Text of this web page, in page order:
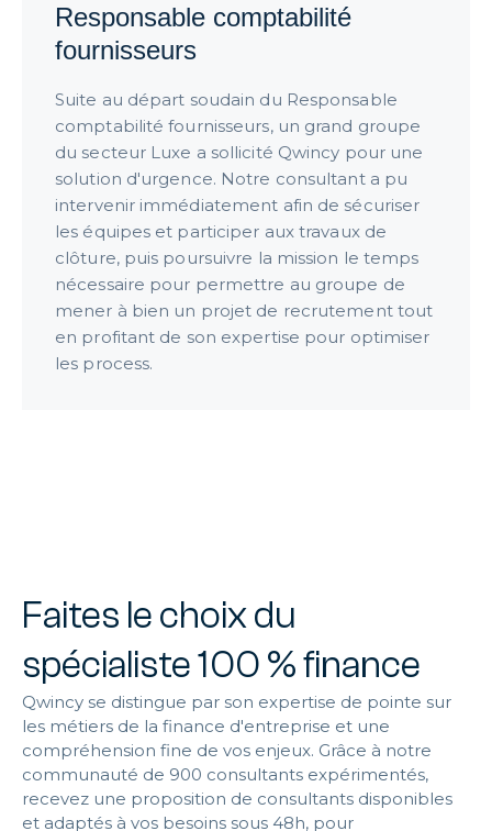
Responsable comptabilité
fournisseurs
Suite au départ soudain du Responsable
comptabilité fournisseurs, un grand groupe
du secteur Luxe a sollicité Qwincy pour une
solution d'urgence. Notre consultant a pu
intervenir immédiatement afin de sécuriser
les équipes et participer aux travaux de
clôture, puis poursuivre la mission le temps
nécessaire pour permettre au groupe de
mener à bien un projet de recrutement tout
en profitant de son expertise pour optimiser
les process.
Faites le choix du
spécialiste 100 % finance
Qwincy se distingue par son expertise de pointe sur
les métiers de la finance d'entreprise et une
compréhension fine de vos enjeux. Grâce à notre
communauté de 900 consultants expérimentés,
recevez une proposition de consultants disponibles
et adaptés à vos besoins sous 48h, pour